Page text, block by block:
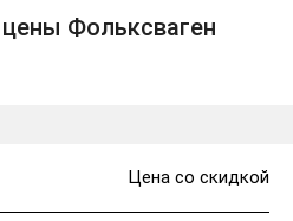
Фольксваген
Цена со скидкой